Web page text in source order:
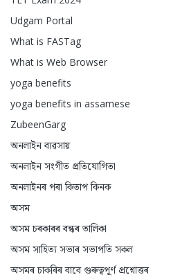
Udgam Portal
What is FASTag
What is Web Browser
yoga benefits
yoga benefits in assamese
ZubeenGarg
অনলাইন ব্যৱসায়
অনলাইন সংগীত প্ৰতিযোগিতা
অনলাইনৰ পৰা কিতাপ কিনক
অসম
অসম চৰকাৰৰ বন্ধৰ তালিকা
অসম সাহিত্য সভাৰ সভাপতি সকল
অসমৰ চাকৰিৰ বাবে গুৰুত্বপূৰ্ণ প্ৰশ্নোত্তৰ